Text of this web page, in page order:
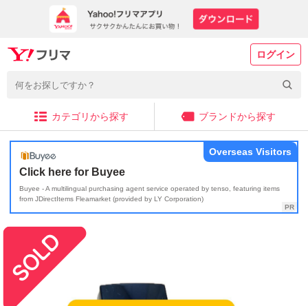
ログイン
カテゴリから探す ブランドから探す
Click here for Buyee
Buyee - A multilingual purchasing agent service operated by tenso, featuring items
from JDirectItems Fleamarket (provided by LY Corporation)
Overseas Visitors